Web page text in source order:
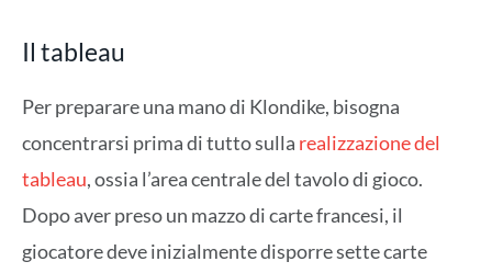
Il tableau
Per preparare una mano di Klondike, bisogna
concentrarsi prima di tutto sulla realizzazione del
tableau, ossia l’area centrale del tavolo di gioco.
Dopo aver preso un mazzo di carte francesi, il
giocatore deve inizialmente disporre sette carte